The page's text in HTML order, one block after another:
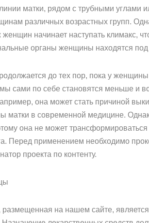
матки, рядом с трубными углами
различных возрастных групп.
женщин начинает наступать климакс,
органы женщины находятся
до тех пор, пока у
сами по себе становятся меньше
она может стать причиной
матки в современной медицине.
она не может трансформироваться
Перед применением необходимо
проекта по контенту.
на нашем сайте, является